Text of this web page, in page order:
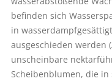
befinden sich
in
ausgeschieden werden
unscheinbare
Scheibenblumen, die